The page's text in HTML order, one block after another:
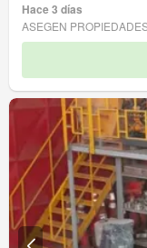
Hace 3 días
ASEGEN